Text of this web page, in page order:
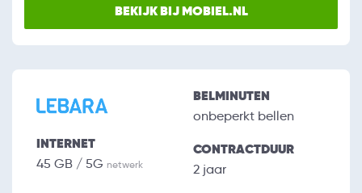
BEKIJK BIJ MOBIEL.NL
INTERNET
45 GB / 5G netwerk
BELMINUTEN
onbeperkt bellen
CONTRACTDUUR
2 jaar